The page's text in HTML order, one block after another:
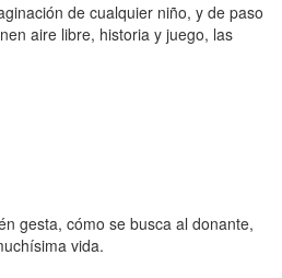
de cualquier niño, y de paso
aire libre, historia y juego, las
gesta, cómo se busca al donante,
vida.